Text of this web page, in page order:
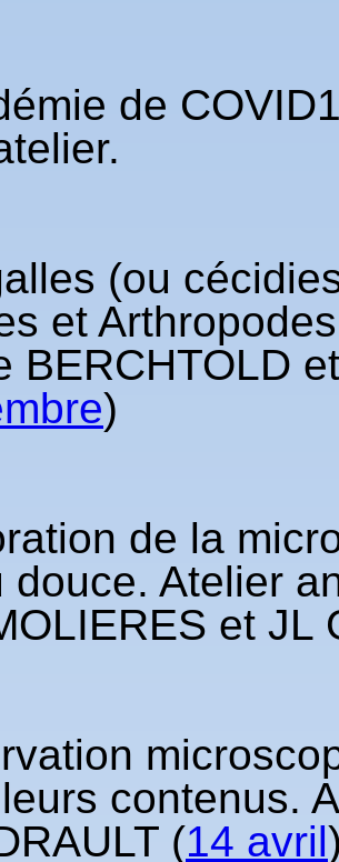
de
(ou
et
BERCHTOLD
)
de la
douce. Atelier
et JL
contenus.
(14 avril